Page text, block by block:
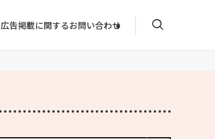
広告掲載に関するお問い合わせ